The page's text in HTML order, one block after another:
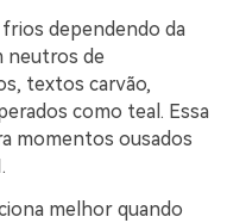
dependendo da
neutros de
textos carvão,
como teal. Essa
momentos ousados
melhor quando